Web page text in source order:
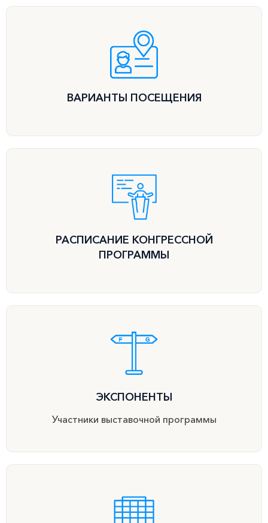
ВАРИАНТЫ ПОСЕЩЕНИЯ
РАСПИСАНИЕ КОНГРЕССНОЙ
ПРОГРАММЫ
ЭКСПОНЕНТЫ
Участники выставочной программы